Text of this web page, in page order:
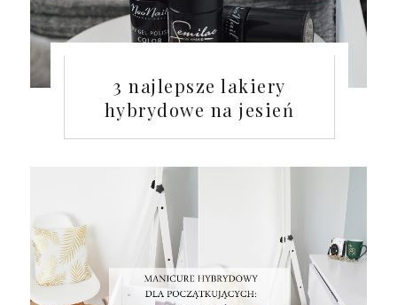
3 najlepsze lakiery
hybrydowe na jesień